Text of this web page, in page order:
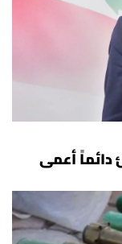
دائماً أعمى